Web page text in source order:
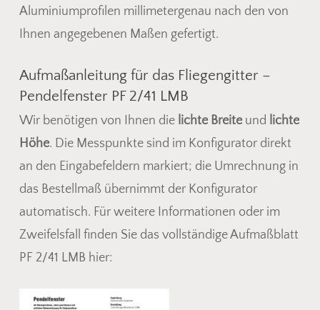
Es befinden sich keine Produkte
im Warenkorb.
Aluminiumprofilen millimetergenau nach den von
Ihnen angegebenen Maßen gefertigt.
Aufmaßanleitung für das Fliegengitter –
Pendelfenster PF 2/41 LMB
Wir benötigen von Ihnen die lichte Breiteund lichte
Höhe. Die Messpunkte sind im Konfigurator direkt
an den Eingabefeldern markiert; die Umrechnung in
das Bestellmaß übernimmt der Konfigurator
automatisch. Für weitere Informationen oder im
Zweifelsfall finden Sie das vollständige Aufmaßblatt
PF 2/41 LMB hier: